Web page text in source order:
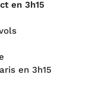
en 3h15
en 3h15